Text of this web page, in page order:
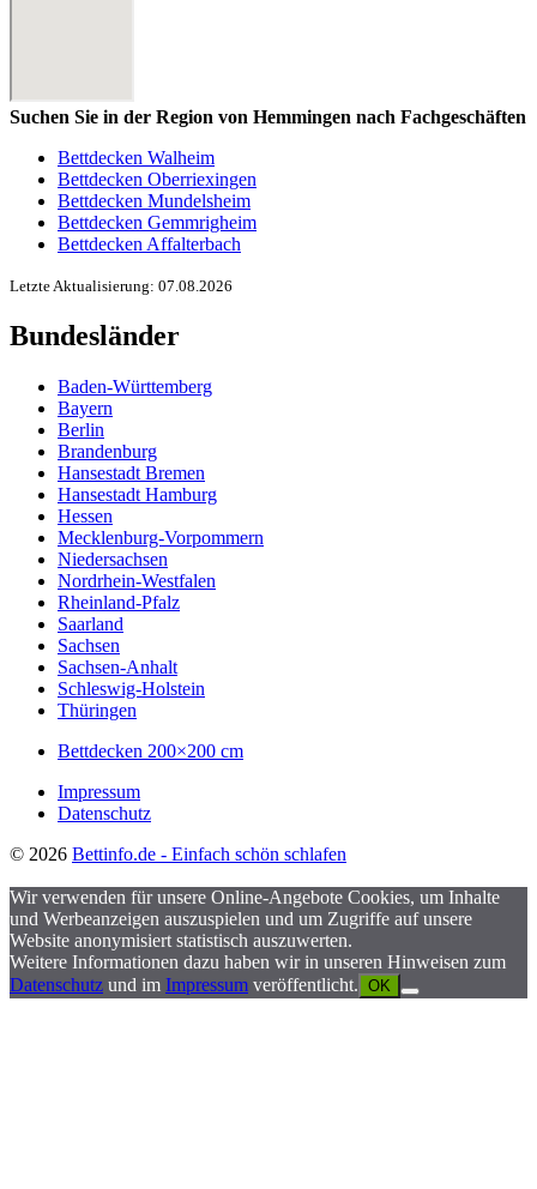
Suchen Sie in der Region von Hemmingen nach Fachgeschäften
Bettdecken Walheim
Bettdecken Oberriexingen
Bettdecken Mundelsheim
Bettdecken Gemmrigheim
Bettdecken Affalterbach
Letzte Aktualisierung: 07.08.2026
Bundesländer
Baden-Württemberg
Bayern
Berlin
Brandenburg
Hansestadt Bremen
Hansestadt Hamburg
Hessen
Mecklenburg-Vorpommern
Niedersachsen
Nordrhein-Westfalen
Rheinland-Pfalz
Saarland
Sachsen
Sachsen-Anhalt
Schleswig-Holstein
Thüringen
Bettdecken 200×200 cm
Impressum
Datenschutz
© 2026 Bettinfo.de - Einfach schön schlafen
Wir verwenden für unsere Online-Angebote Cookies, um Inhalte
und Werbeanzeigen auszuspielen und um Zugriffe auf unsere
Website anonymisiert statistisch auszuwerten.
Weitere Informationen dazu haben wir in unseren Hinweisen zum
Datenschutz und im Impressum veröffentlicht. OK